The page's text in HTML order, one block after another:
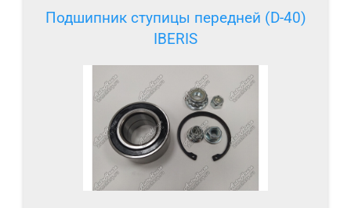
Подшипник ступицы передней (D-40)
IBERIS